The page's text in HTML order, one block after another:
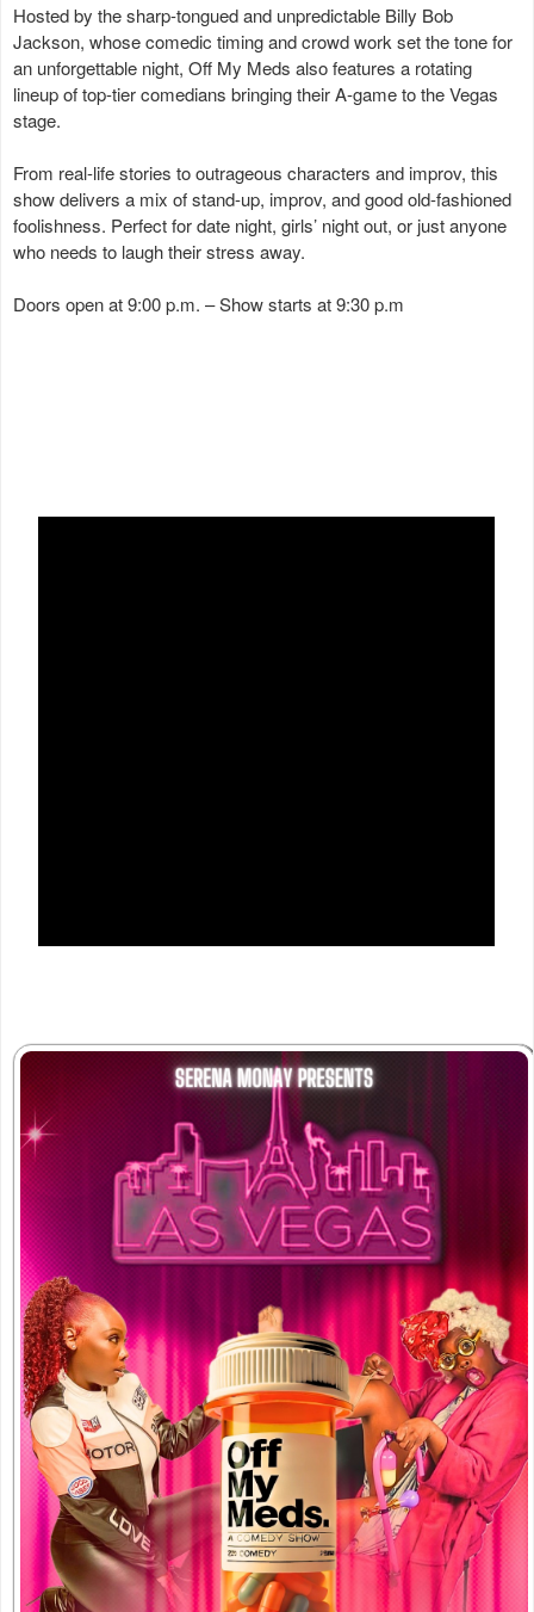
Hosted by the sharp-tongued and unpredictable Billy Bob
Jackson, whose comedic timing and crowd work set the tone for
an unforgettable night, Off My Meds also features a rotating
lineup of top-tier comedians bringing their A-game to the Vegas
stage.
From real-life stories to outrageous characters and improv, this
show delivers a mix of stand-up, improv, and good old-fashioned
foolishness. Perfect for date night, girls’ night out, or just anyone
who needs to laugh their stress away.
Doors open at 9:00 p.m. – Show starts at 9:30 p.m